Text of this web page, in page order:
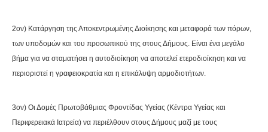
2ον) Κατάργηση της Αποκεντρωμένης Διοίκησης και μεταφορά των πόρων,
των υποδομών και του προσωπικού της στους Δήμους. Είναι ένα μεγάλο
βήμα για να σταματήσει η αυτοδιοίκηση να αποτελεί ετεροδιοίκηση και να
περιοριστεί η γραφειοκρατία και η επικάλυψη αρμοδιοτήτων.
3ον) Οι Δομές Πρωτοβάθμιας Φροντίδας Υγείας (Κέντρα Υγείας και
Περιφερειακά Ιατρεία) να περιέλθουν στους Δήμους μαζί με τους